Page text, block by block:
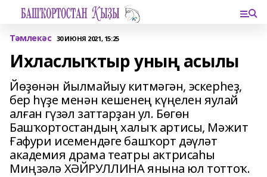
Тәмлекәс 30 ИЮНЯ 2021, 15:25
Ихласлыҡтыр уның асылы
Йөҙөнән йылмайыу китмәгән, эскерһеҙ,
бер һүҙе менән кешенең күңелен яулай
алған гүзәл заттарҙан ул. Бөгөн
Башҡортостандың халыҡ артисы, Мәжит
Ғафури исемендәге башҡорт дәүләт
академия драма театры актрисаһы
Миңзәлә ХӘЙРУЛЛИНА янына юл тоттоҡ.